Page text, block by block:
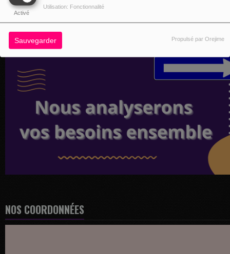
Activé
Utilisation: Fonctionnalité
Sauvegarder Propulsé par Orejime
NOS COORDONNÉES